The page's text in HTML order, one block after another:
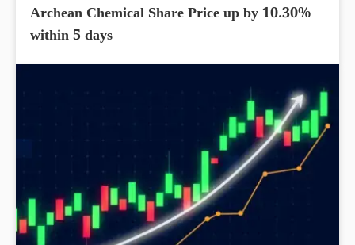
Archean Chemical Share Price up by 10.30%
within 5 days